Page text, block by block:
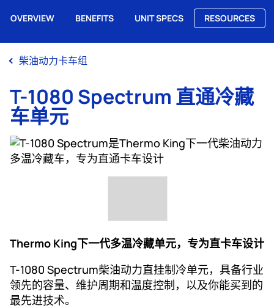
柴油动力卡车组
T-1080 Spectrum 直通冷藏
车单元
Thermo King下一代多温冷藏单元，专为直卡车设计
T-1080 Spectrum柴油动力直挂制冷单元，具备行业
领先的容量、维护周期和温度控制，以及你能买到的
最先进技术。
OVERVIEW BENEFITS UNIT SPECS RESOURCES